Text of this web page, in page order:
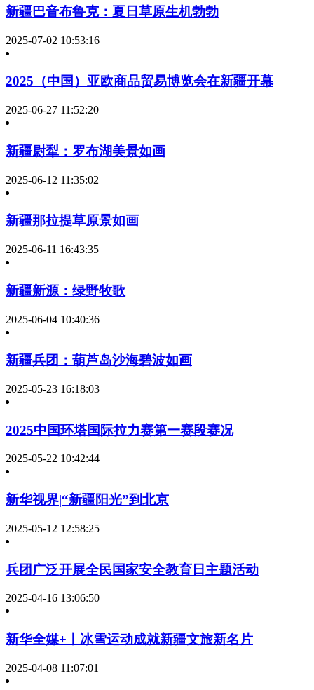
新疆巴音布鲁克：夏日草原生机勃勃
2025-07-02 10:53:16
2025（中国）亚欧商品贸易博览会在新疆开幕
2025-06-27 11:52:20
新疆尉犁：罗布湖美景如画
2025-06-12 11:35:02
新疆那拉提草原景如画
2025-06-11 16:43:35
新疆新源：绿野牧歌
2025-06-04 10:40:36
新疆兵团：葫芦岛沙海碧波如画
2025-05-23 16:18:03
2025中国环塔国际拉力赛第一赛段赛况
2025-05-22 10:42:44
新华视界|“新疆阳光”到北京
2025-05-12 12:58:25
兵团广泛开展全民国家安全教育日主题活动
2025-04-16 13:06:50
新华全媒+丨冰雪运动成就新疆文旅新名片
2025-04-08 11:07:01